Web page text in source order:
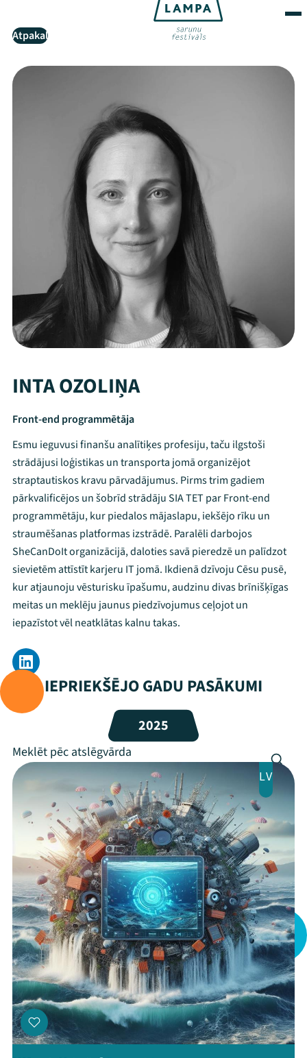
Mana programma
Programma
Arhīvs
Viņi bija LAMPĀ 2026
Jaunumi
Ziedo
Veikals
Kontakti
ThreadsFacebookYoutube
X Instagram
Flick TikTok
Atpakaļ
INTA OZOLIŅA
Front-end programmētāja
Esmu ieguvusi finanšu analītiķes profesiju, taču ilgstoši
strādājusi loģistikas un transporta jomā organizējot
straptautiskos kravu pārvadājumus. Pirms trim gadiem
pārkvalificējos un šobrīd strādāju SIA TET par Front-end
programmētāju, kur piedalos mājaslapu, iekšējo rīku un
straumēšanas platformas izstrādē. Paralēli darbojos
SheCanDoIt organizācijā, daloties savā pieredzē un palīdzot
sievietēm attīstīt karjeru IT jomā. Ikdienā dzīvoju Cēsu pusē,
kur atjaunoju vēsturisku īpašumu, audzinu divas brīnišķīgas
meitas un meklēju jaunus piedzīvojumus ceļojot un
iepazīstot vēl neatklātas kalnu takas.
IEPRIEKŠĒJO GADU PASĀKUMI
2025
LV